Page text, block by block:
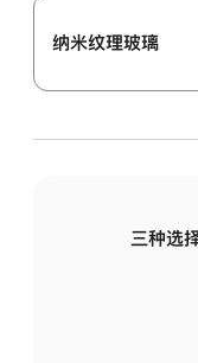
纳米纹理玻璃
三种选